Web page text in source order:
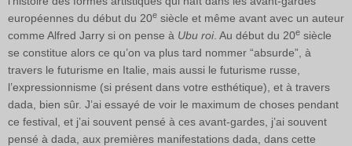
européennes du début du 20e siècle et même avant avec un auteur
comme Alfred Jarry si on pense à Ubu roi. Au début du 20e siècle
se constitue alors ce qu’on va plus tard nommer “absurde”, à
travers le futurisme en Italie, mais aussi le futurisme russe,
l’expressionnisme (si présent dans votre esthétique), et à travers
dada, bien sûr. J’ai essayé de voir le maximum de choses pendant
ce festival, et j’ai souvent pensé à ces avant-gardes, j’ai souvent
pensé à dada, aux premières manifestations dada, dans cette